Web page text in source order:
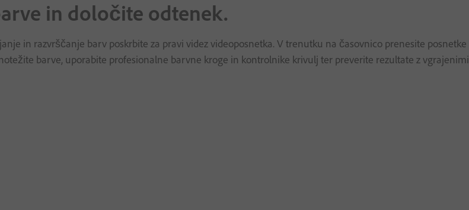
in določite odtenek.
in razvrščanje barv poskrbite za pravi videz videoposnetka. V trenutku na časovnico prenesite
barve, uporabite profesionalne barvne kroge in kontrolnike krivulj ter preverite rezultate z